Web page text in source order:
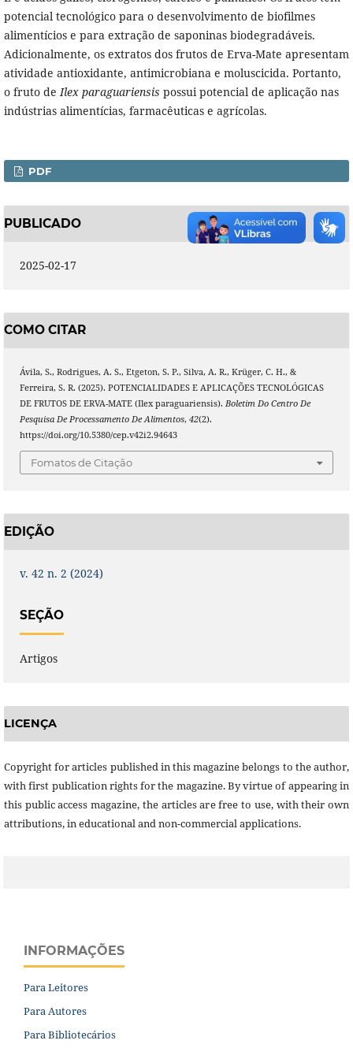
potencial tecnológico para o desenvolvimento de biofilmes
alimentícios e para extração de saponinas biodegradáveis.
Adicionalmente, os extratos dos frutos de Erva-Mate apresentam
atividade antioxidante, antimicrobiana e moluscicida. Portanto,
o fruto deIlex paraguariensis possui potencial de aplicação nas
indústrias alimentícias, farmacêuticas e agrícolas.
PDF
PUBLICADO
2025-02-17
COMO CITAR
Ávila, S., Rodrigues, A. S., Etgeton, S. P., Silva, A. R., Krüger, C. H., &
Ferreira, S. R. (2025). POTENCIALIDADES E APLICAÇÕES TECNOLÓGICAS
DE FRUTOS DE ERVA-MATE (Ilex paraguariensis). Boletim Do Centro De
Pesquisa De Processamento De Alimentos, 42(2).
https://doi.org/10.5380/cep.v42i2.94643
Fomatos de Citação
EDIÇÃO
v. 42 n. 2 (2024)
SEÇÃO
Artigos
LICENÇA
Copyright for articles published in this magazine belongs to the author,
with first publication rights for the magazine. By virtue of appearing in
this public access magazine, the articles are free to use, with their own
attributions, in educational and non-commercial applications.
INFORMAÇÕES
Para Leitores
Para Autores
Para Bibliotecários